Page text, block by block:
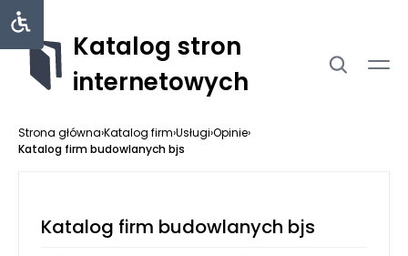
Katalog stron
internetowych
Strona główna›Katalog firm›Usługi›Opinie›
Katalog firm budowlanych bjs
Katalog firm budowlanych bjs